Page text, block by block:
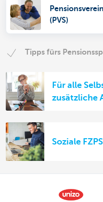
(PVS)
Tipps fürs
Für alle
zusätzliche
Soziale FZPS